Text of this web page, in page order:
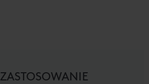
ZASTOSOWANIE